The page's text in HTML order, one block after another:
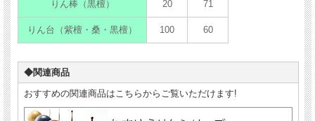
りん棒（黒檀） 20 71
りん台（紫檀・桑・黒檀） 100 60
◆関連商品
おすすめの関連商品はこちらからご覧いただけます!